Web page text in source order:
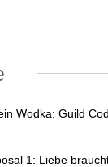
Wodka: Guild
1: Liebe